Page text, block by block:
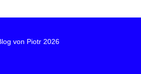
von Piotr 2026